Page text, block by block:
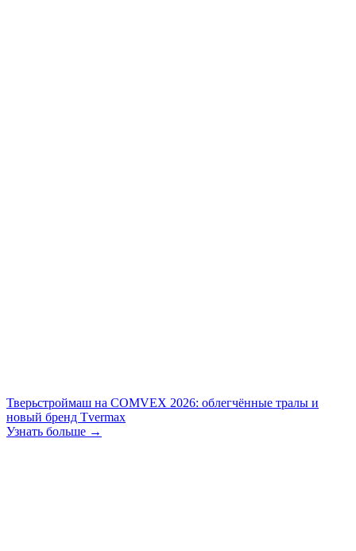
Тверьстроймаш на COMVEX 2026: облегчённые тралы и
новый бренд Tvermax
Узнать больше →